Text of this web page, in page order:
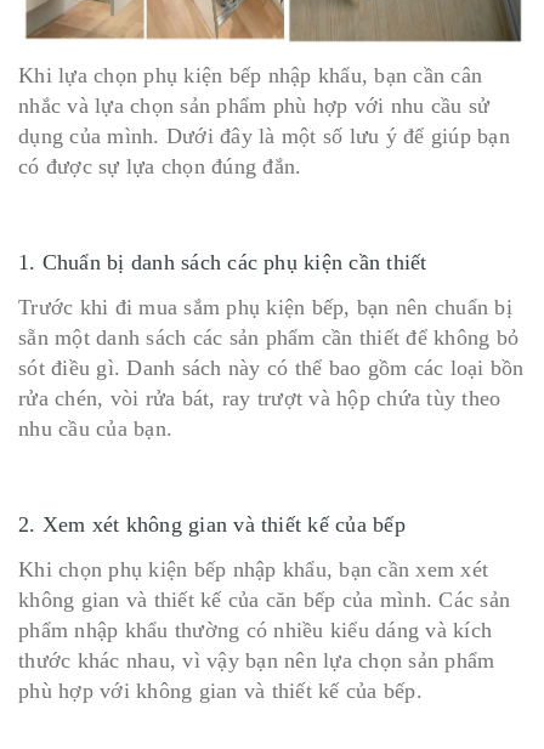
Khi lựa chọn phụ kiện bếp nhập khẩu, bạn cần cân
nhắc và lựa chọn sản phẩm phù hợp với nhu cầu sử
dụng của mình. Dưới đây là một số lưu ý để giúp bạn
có được sự lựa chọn đúng đắn.
1. Chuẩn bị danh sách các phụ kiện cần thiết
Trước khi đi mua sắm phụ kiện bếp, bạn nên chuẩn bị
sẵn một danh sách các sản phẩm cần thiết để không bỏ
sót điều gì. Danh sách này có thể bao gồm các loại bồn
rửa chén, vòi rửa bát, ray trượt và hộp chứa tùy theo
nhu cầu của bạn.
2. Xem xét không gian và thiết kế của bếp
Khi chọn phụ kiện bếp nhập khẩu, bạn cần xem xét
không gian và thiết kế của căn bếp của mình. Các sản
phẩm nhập khẩu thường có nhiều kiểu dáng và kích
thước khác nhau, vì vậy bạn nên lựa chọn sản phẩm
phù hợp với không gian và thiết kế của bếp.